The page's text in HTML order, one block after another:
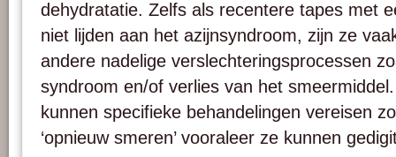
dehydratatie. Zelfs als recentere tapes met
niet lijden aan het azijnsyndroom, zijn ze
andere nadelige verslechteringsprocessen
syndroom en/of verlies van het
kunnen specifieke behandelingen vereisen
‘opnieuw smeren’ vooraleer ze kunnen